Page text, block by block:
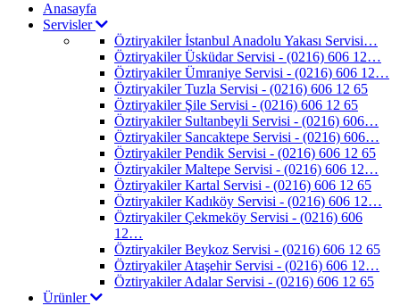
Anasayfa
Servisler
Öztiryakiler İstanbul Anadolu Yakası Servisi…
Öztiryakiler Üsküdar Servisi - (0216) 606 12…
Öztiryakiler Ümraniye Servisi - (0216) 606 12…
Öztiryakiler Tuzla Servisi - (0216) 606 12 65
Öztiryakiler Şile Servisi - (0216) 606 12 65
Öztiryakiler Sultanbeyli Servisi - (0216) 606…
Öztiryakiler Sancaktepe Servisi - (0216) 606…
Öztiryakiler Pendik Servisi - (0216) 606 12 65
Öztiryakiler Maltepe Servisi - (0216) 606 12…
Öztiryakiler Kartal Servisi - (0216) 606 12 65
Öztiryakiler Kadıköy Servisi - (0216) 606 12…
Öztiryakiler Çekmeköy Servisi - (0216) 606
12…
Öztiryakiler Beykoz Servisi - (0216) 606 12 65
Öztiryakiler Ataşehir Servisi - (0216) 606 12…
Öztiryakiler Adalar Servisi - (0216) 606 12 65
Ürünler